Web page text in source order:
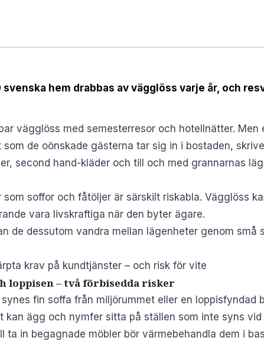
svenska hem drabbas av vägglöss varje år, och
vägglöss med semesterresor och hotellnätter. Men
de oönskade gästerna tar sig in i bostaden,
second hand-kläder och till och med grannarnas
som soffor och fåtöljer är särskilt riskabla. Vägglöss
vara livskraftiga när den byter ägare.
de dessutom vandra mellan lägenheter genom små
krav på kundtjänster – och risk för vite
loppisen – två förbisedda risker
fin soffa från miljörummet eller en loppisfyndad
kan ägg och nymfer sitta på ställen som inte syns vid
ta in begagnade möbler bör värmebehandla dem i